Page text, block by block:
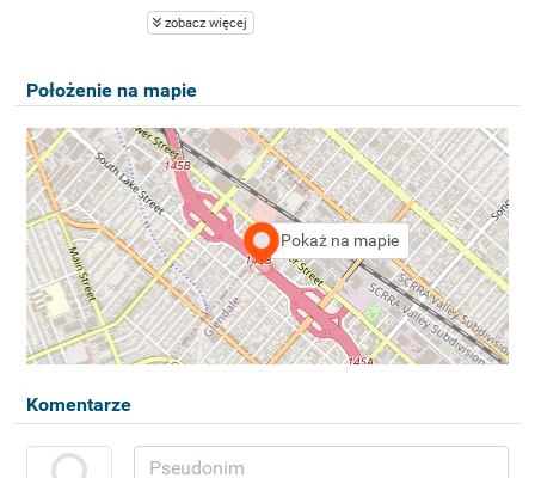
zobacz więcej
Położenie na mapie
Pokaż na mapie
Komentarze